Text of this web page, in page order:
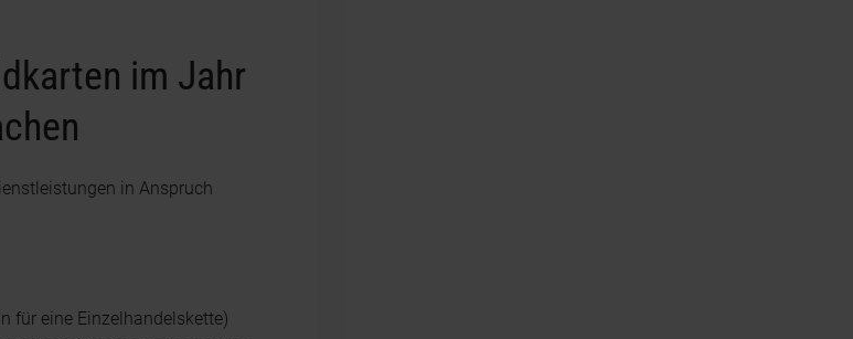
im Jahr
in Anspruch
für eine Einzelhandelskette)